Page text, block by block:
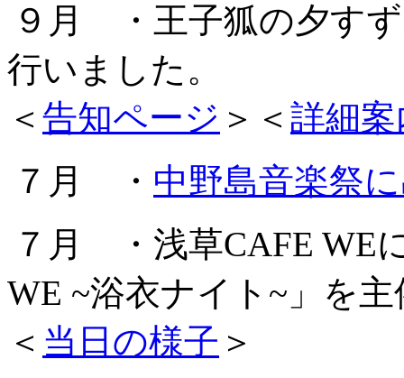
９月 ・王子狐の夕す
行いました。
＜ 告知ページ ＞＜ 詳細案
７月 ・ 中野島音楽祭
７月 ・浅草CAFE WE
WE ~浴衣ナイト~」を
＜ 当日の様子 ＞